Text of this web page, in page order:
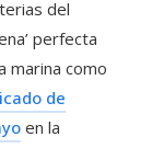
del
perfecta
marina como
de
en la